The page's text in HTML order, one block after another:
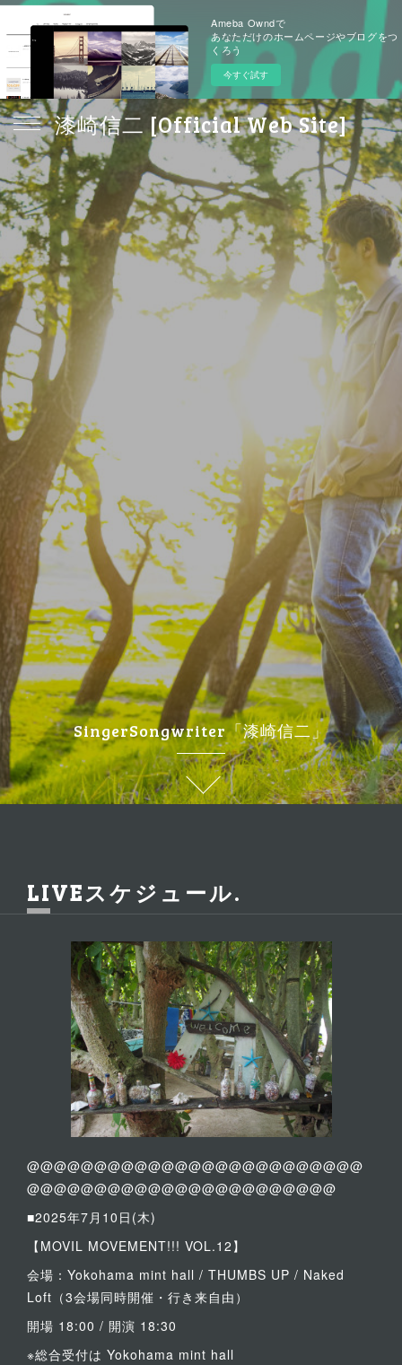
Ameba Owndで
あなただけのホームページやブログをつ
くろう
今すぐ試す
漆崎信二 [Official Web Site]
SingerSongwriter「漆崎信二」
LIVEスケジュール
@@@@@@@@@@@@@@@@@@@@@@@@@
@@@@@@@@@@@@@@@@@@@@@@@
■2025年7月10日(木)
【MOVIL MOVEMENT!!! VOL.12】
会場：Yokohama mint hall / THUMBS UP / Naked
Loft（3会場同時開催・行き来自由）
開場 18:00 / 開演 18:30
※総合受付は Yokohama mint hall